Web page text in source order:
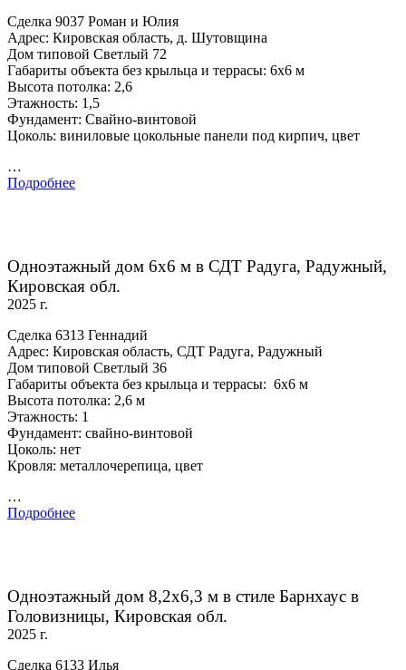
Сделка 9037 Роман и Юлия
Адрес: Кировская область, д. Шутовщина
Дом типовой Светлый 72
Габариты объекта без крыльца и террасы: 6х6 м
Высота потолка: 2,6
Этажность: 1,5
Фундамент: Свайно-винтовой
Цоколь: виниловые цокольные панели под кирпич, цвет
…
Подробнее
Одноэтажный дом 6х6 м в СДТ Радуга, Радужный,
Кировская обл.
2025 г.
Сделка 6313 Геннадий
Адрес: Кировская область, СДТ Радуга, Радужный
Дом типовой Светлый 36
Габариты объекта без крыльца и террасы: 6х6 м
Высота потолка: 2,6 м
Этажность: 1
Фундамент: свайно-винтовой
Цоколь: нет
Кровля: металлочерепица, цвет
…
Подробнее
Одноэтажный дом 8,2х6,3 м в стиле Барнхаус в
Головизницы, Кировская обл.
2025 г.
Сделка 6133 Илья